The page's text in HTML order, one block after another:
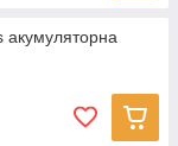
акумуляторна